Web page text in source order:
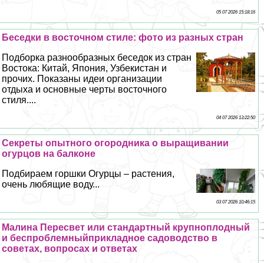
05 07 2026 15:18:16
Беседки в восточном стиле: фото из разных стран
Подборка разнообразных беседок из стран
Востока: Китай, Япония, Узбекистан и
прочих. Показаны идеи организации
отдыха и основные черты восточного
стиля....
04 07 2026 13:22:50
Секреты опытного огородника о выращивании
огурцов на балконе
Подбираем горшки Огурцы – растения,
очень любящие воду...
03 07 2026 10:46:15
Малина Пересвет или стандартный крупноплодный
и беспроблемныйприкладное садоводство в
советах, вопросах и ответах